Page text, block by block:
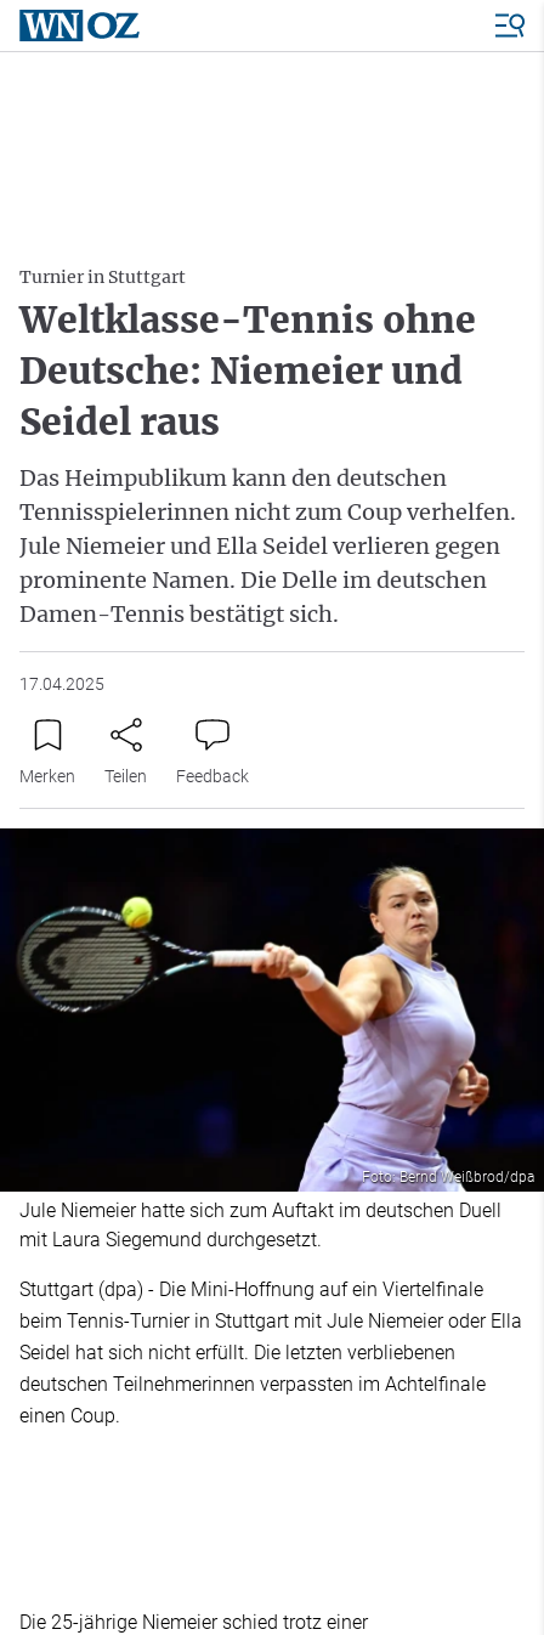
Turnier in Stuttgart
Weltklasse-Tennis ohne
Deutsche: Niemeier und
Seidel raus
Das Heimpublikum kann den deutschen
Tennisspielerinnen nicht zum Coup verhelfen.
Jule Niemeier und Ella Seidel verlieren gegen
prominente Namen. Die Delle im deutschen
Damen-Tennis bestätigt sich.
17.04.2025
Merken Teilen Feedback
Foto: Bernd Weißbrod/dpa
Jule Niemeier hatte sich zum Auftakt im deutschen Duell
mit Laura Siegemund durchgesetzt.
Stuttgart (dpa) - Die Mini-Hoffnung auf ein Viertelfinale
beim Tennis-Turnier in Stuttgart mit Jule Niemeier oder Ella
Seidel hat sich nicht erfüllt. Die letzten verbliebenen
deutschen Teilnehmerinnen verpassten im Achtelfinale
einen Coup.
Die 25-jährige Niemeier schied trotz einer